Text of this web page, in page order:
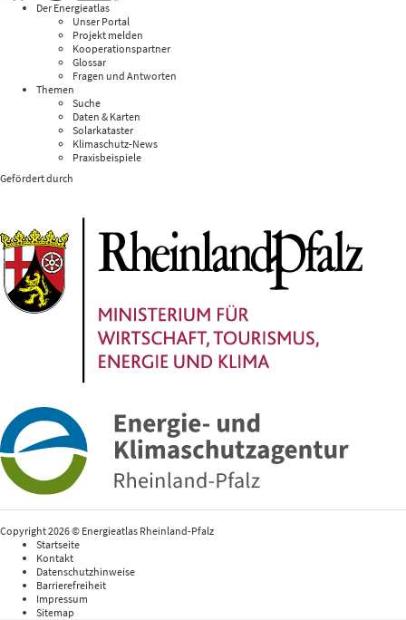
Der Energieatlas
Unser Portal
Projekt melden
Kooperationspartner
Glossar
Fragen und Antworten
Themen
Suche
Daten & Karten
Solarkataster
Klimaschutz-News
Praxisbeispiele
Gefördert durch
Copyright 2026 © Energieatlas Rheinland-Pfalz
Startseite
Kontakt
Datenschutzhinweise
Barrierefreiheit
Impressum
Sitemap